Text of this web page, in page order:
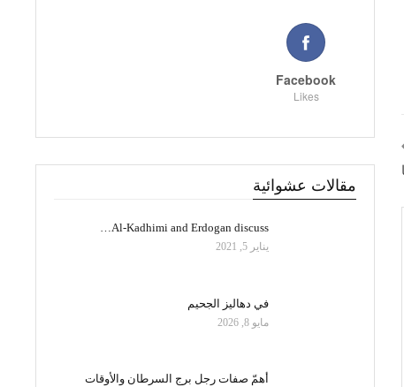
Facebook
Likes
مقالات عشوائية
Al-Kadhimi and Erdogan discuss…
يناير 5, 2021
في دهاليز الجحيم
مايو 8, 2026
أهمّ صفات رجل برج السرطان والأوقات